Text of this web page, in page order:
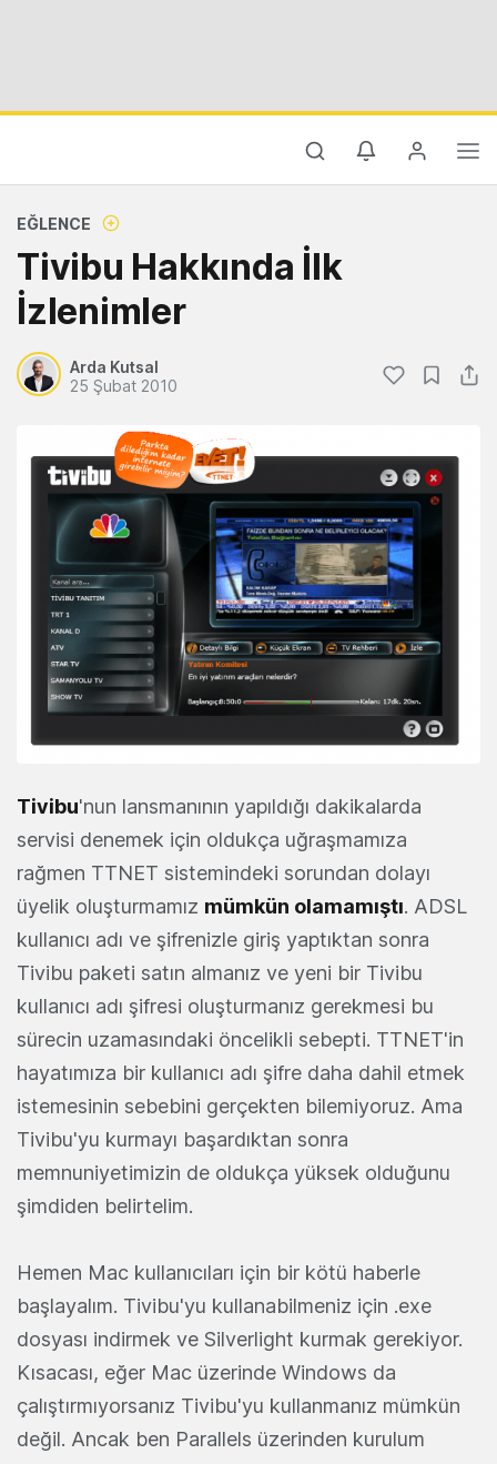
EĞLENCE
Tivibu Hakkında İlk
İzlenimler
Arda Kutsal
25 Şubat 2010
Tivibu'nun lansmanının yapıldığı dakikalarda
servisi denemek için oldukça uğraşmamıza
rağmen TTNET sistemindeki sorundan dolayı
üyelik oluşturmamız mümkün olamamıştı. ADSL
kullanıcı adı ve şifrenizle giriş yaptıktan sonra
Tivibu paketi satın almanız ve yeni bir Tivibu
kullanıcı adı şifresi oluşturmanız gerekmesi bu
sürecin uzamasındaki öncelikli sebepti. TTNET'in
hayatımıza bir kullanıcı adı şifre daha dahil etmek
istemesinin sebebini gerçekten bilemiyoruz. Ama
Tivibu'yu kurmayı başardıktan sonra
memnuniyetimizin de oldukça yüksek olduğunu
şimdiden belirtelim.
Hemen Mac kullanıcıları için bir kötü haberle
başlayalım. Tivibu'yu kullanabilmeniz için .exe
dosyası indirmek ve Silverlight kurmak gerekiyor.
Kısacası, eğer Mac üzerinde Windows da
çalıştırmıyorsanız Tivibu'yu kullanmanız mümkün
değil. Ancak ben Parallels üzerinden kurulum